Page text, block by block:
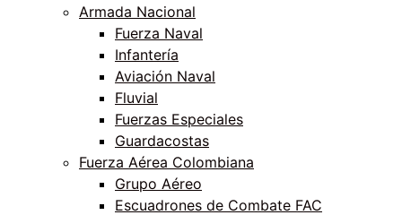
Armada Nacional
Fuerza Naval
Infantería
Aviación Naval
Fluvial
Fuerzas Especiales
Guardacostas
Fuerza Aérea Colombiana
Grupo Aéreo
Escuadrones de Combate FAC